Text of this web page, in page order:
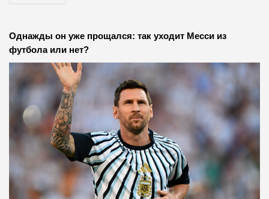
Однажды он уже прощался: так уходит Месси из
футбола или нет?